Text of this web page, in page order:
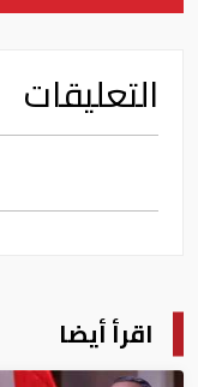
التعليقات
اقرأ أيضا